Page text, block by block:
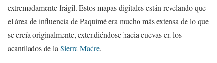
extremadamente frágil. Estos mapas digitales están revelando que
el área de influencia de Paquimé era mucho más extensa de lo que
se creía originalmente, extendiéndose hacia cuevas en los
acantilados de la Sierra Madre.